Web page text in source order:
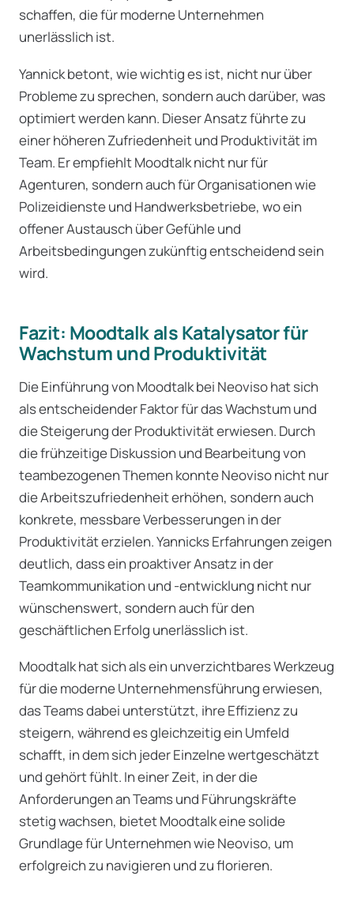
schaffen, die für moderne Unternehmen
unerlässlich ist.
Yannick betont, wie wichtig es ist, nicht nur über
Probleme zu sprechen, sondern auch darüber, was
optimiert werden kann. Dieser Ansatz führte zu
einer höheren Zufriedenheit und Produktivität im
Team. Er empfiehlt Moodtalk nicht nur für
Agenturen, sondern auch für Organisationen wie
Polizeidienste und Handwerksbetriebe, wo ein
offener Austausch über Gefühle und
Arbeitsbedingungen zukünftig entscheidend sein
wird.
Fazit: Moodtalk als Katalysator für
Wachstum und Produktivität
Die Einführung von Moodtalk bei Neoviso hat sich
als entscheidender Faktor für das Wachstum und
die Steigerung der Produktivität erwiesen. Durch
die frühzeitige Diskussion und Bearbeitung von
teambezogenen Themen konnte Neoviso nicht nur
die Arbeitszufriedenheit erhöhen, sondern auch
konkrete, messbare Verbesserungen in der
Produktivität erzielen. Yannicks Erfahrungen zeigen
deutlich, dass ein proaktiver Ansatz in der
Teamkommunikation und -entwicklung nicht nur
wünschenswert, sondern auch für den
geschäftlichen Erfolg unerlässlich ist.
Moodtalk hat sich als ein unverzichtbares Werkzeug
für die moderne Unternehmensführung erwiesen,
das Teams dabei unterstützt, ihre Effizienz zu
steigern, während es gleichzeitig ein Umfeld
schafft, in dem sich jeder Einzelne wertgeschätzt
und gehört fühlt. In einer Zeit, in der die
Anforderungen an Teams und Führungskräfte
stetig wachsen, bietet Moodtalk eine solide
Grundlage für Unternehmen wie Neoviso, um
erfolgreich zu navigieren und zu florieren.